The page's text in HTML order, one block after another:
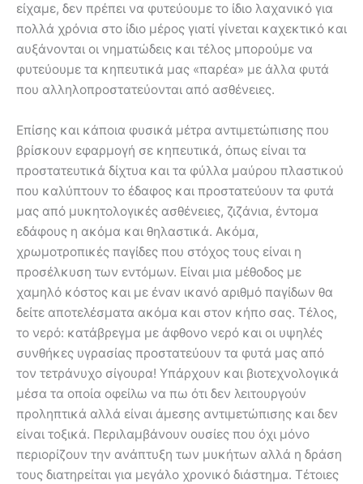
είχαμε, δεν πρέπει να φυτεύουμε το ίδιο λαχανικό για
πολλά χρόνια στο ίδιο μέρος γιατί γίνεται καχεκτικό και
αυξάνονται οι νηματώδεις και τέλος μπορούμε να
φυτεύουμε τα κηπευτικά μας «παρέα» με άλλα φυτά
που αλληλοπροστατεύονται από ασθένειες.
Επίσης και κάποια φυσικά μέτρα αντιμετώπισης που
βρίσκουν εφαρμογή σε κηπευτικά, όπως είναι τα
προστατευτικά δίχτυα και τα φύλλα μαύρου πλαστικού
που καλύπτουν το έδαφος και προστατεύουν τα φυτά
μας από μυκητολογικές ασθένειες, ζιζάνια, έντομα
εδάφους η ακόμα και θηλαστικά. Ακόμα,
χρωμοτροπικές παγίδες που στόχος τους είναι η
προσέλκυση των εντόμων. Είναι μια μέθοδος με
χαμηλό κόστος και με έναν ικανό αριθμό παγίδων θα
δείτε αποτελέσματα ακόμα και στον κήπο σας. Τέλος,
το νερό: κατάβρεγμα με άφθονο νερό και οι υψηλές
συνθήκες υγρασίας προστατεύουν τα φυτά μας από
τον τετράνυχο σίγουρα! Υπάρχουν και βιοτεχνολογικά
μέσα τα οποία οφείλω να πω ότι δεν λειτουργούν
προληπτικά αλλά είναι άμεσης αντιμετώπισης και δεν
είναι τοξικά. Περιλαμβάνουν ουσίες που όχι μόνο
περιορίζουν την ανάπτυξη των μυκήτων αλλά η δράση
τους διατηρείται για μεγάλο χρονικό διάστημα. Τέτοιες